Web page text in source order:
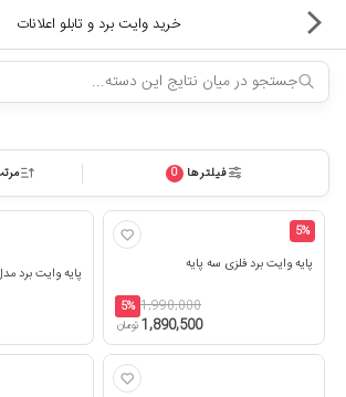
ماشین های اداری
کالای دیجیتال
تجهیزات فروشگاهی و بانکی
خرید وایت برد و تابلو اعلانات
فیلترها 0
5%
پایه وایت برد فلزی سه پایه
1,990,000
5%
1,890,500تومان
پایه وایت برد